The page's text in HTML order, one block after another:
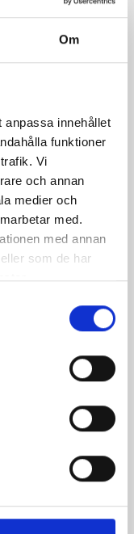
Om
anpassa innehållet
funktioner
Vi
och annan
medier och
med.
med annan
som de har
och
med